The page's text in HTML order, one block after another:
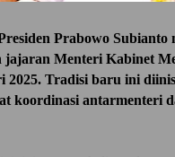
Prabowo Subianto
jajaran Menteri Kabinet
2025. Tradisi baru ini
koordinasi antarmenteri